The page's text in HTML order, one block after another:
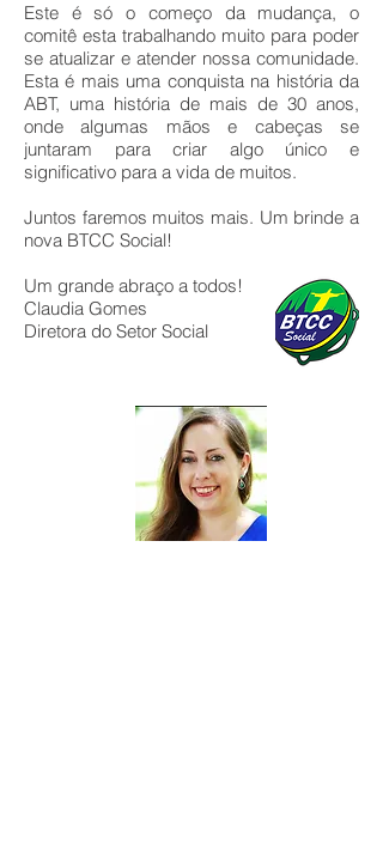
Este é só o começo da mudança, o
comitê esta trabalhando muito para poder
se atualizar e atender nossa comunidade.
Esta é mais uma conquista na história da
ABT, uma história de mais de 30 anos,
onde algumas mãos e cabeças se
juntaram para criar algo único e
significativo para a vida de muitos.
Juntos faremos muitos mais. Um brinde a
nova BTCC Social!
Um grande abraço a todos!
Claudia Gomes
Diretora do Setor Social